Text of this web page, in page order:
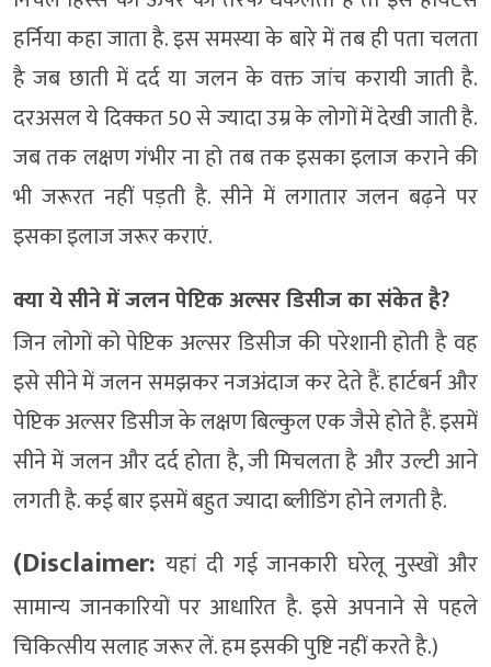
हर्निया कहा जाता है. इस समस्या के बारे में तब ही पता चलता
है जब छाती में दर्द या जलन के वक्त जांच करायी जाती है.
दरअसल ये दिक्कत 50 से ज्यादा उम्र के लोगों में देखी जाती है.
जब तक लक्षण गंभीर ना हो तब तक इसका इलाज कराने की
भी जरूरत नहीं पड़ती है. सीने में लगातार जलन बढ़ने पर
इसका इलाज जरूर कराएं.
क्या ये सीने में जलन पेप्टिक अल्सर डिसीज का संकेत है?
जिन लोगों को पेप्टिक अल्सर डिसीज की परेशानी होती है वह
इसे सीने में जलन समझकर नजअंदाज कर देते हैं. हार्टबर्न और
पेप्टिक अल्सर डिसीज के लक्षण बिल्कुल एक जैसे होते हैं. इसमें
सीने में जलन और दर्द होता है, जी मिचलता है और उल्टी आने
लगती है. कई बार इसमें बहुत ज्यादा ब्लीडिंग होने लगती है.
(Disclaimer: यहां दी गई जानकारी घरेलू नुस्खों और
सामान्य जानकारियों पर आधारित है. इसे अपनाने से पहले
चिकित्सीय सलाह जरूर लें. हम इसकी पुष्टि नहीं करते है.)